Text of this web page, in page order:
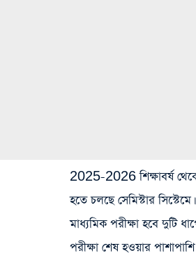
2025-2026 শিক্ষাবর্ষ
হতে চলছে সেমিস্টার
মাধ্যমিক পরীক্ষা হবে দুটি
পরীক্ষা শেষ হওয়ার